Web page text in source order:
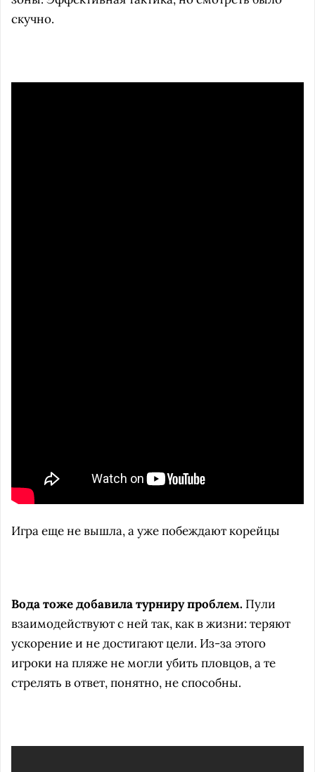
скучно.
Игра еще не вышла, а уже побеждают корейцы
Вода тоже добавила турниру проблем. Пули
взаимодействуют с ней так, как в жизни: теряют
ускорение и не достигают цели. Из-за этого
игроки на пляже не могли убить пловцов, а те
стрелять в ответ, понятно, не способны.